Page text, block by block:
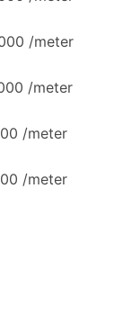
/meter
/meter
/meter
/meter